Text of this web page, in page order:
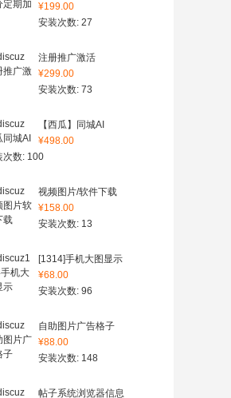
¥199.00
安装次数: 27
注册推广激活
¥299.00
安装次数: 73
【西瓜】同城AI
¥498.00
次数: 100
视频图片/软件下载
¥158.00
安装次数: 13
[1314]手机大图显示
¥68.00
安装次数: 96
自助图片广告格子
¥88.00
安装次数: 148
帖子系统浏览器信息